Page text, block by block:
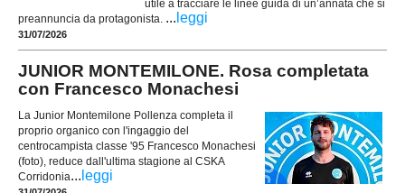
utile a tracciare le linee guida di un’annata che si
preannuncia da protagonista. ... leggi
31/07/2026
JUNIOR MONTEMILONE. Rosa completata
con Francesco Monachesi
La Junior Montemilone Pollenza completa il
proprio organico con l'ingaggio del
centrocampista classe '95 Francesco Monachesi
(foto), reduce dall'ultima stagione al CSKA
Corridonia... leggi